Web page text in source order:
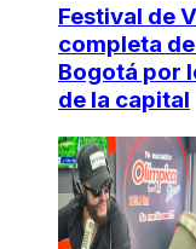
Festival de
completa
Bogotá por
de la capital